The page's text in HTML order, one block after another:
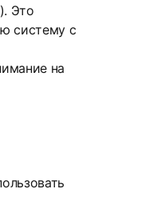
Это
систему с
на